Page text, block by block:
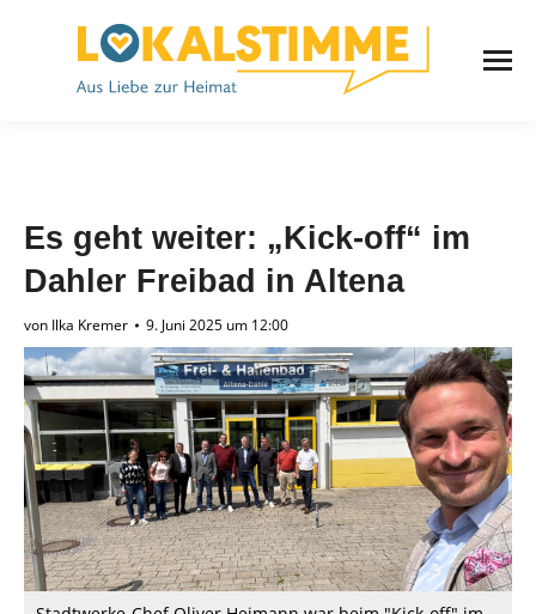
Es geht weiter: „Kick-off“ im
Dahler Freibad in Altena
von Ilka Kremer 9. Juni 2025 um 12:00